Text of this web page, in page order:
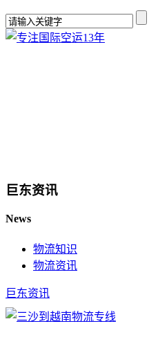
巨东资讯
News
物流知识
物流资讯
巨东资讯